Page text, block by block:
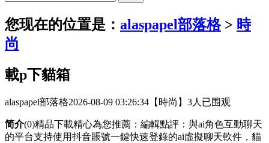
您现在的位置是： alaspapel部落格> 時
尚
載p下貓箱
alaspapel部落格2026-08-09 03:26:34 【時尚】 3人已围观
简介(0)精品下載精心為您推薦：編輯點評：與ai角色互動聊天
的平台支持使用抖音賬號一鍵快速登錄的ai虛擬聊天軟件，貓